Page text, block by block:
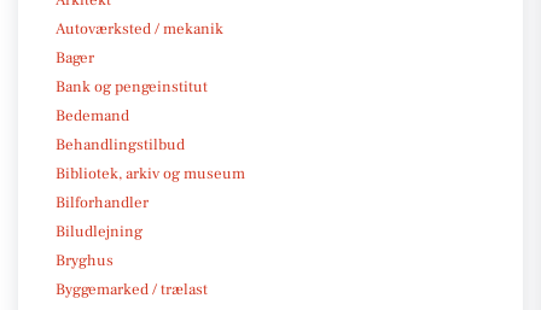
Autoværksted / mekanik
Bager
Bank og pengeinstitut
Bedemand
Behandlingstilbud
Bibliotek, arkiv og museum
Bilforhandler
Biludlejning
Bryghus
Byggemarked / trælast